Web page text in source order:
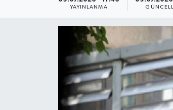
YAYINLANMA
Bi̇li̇m & Teknoloji̇